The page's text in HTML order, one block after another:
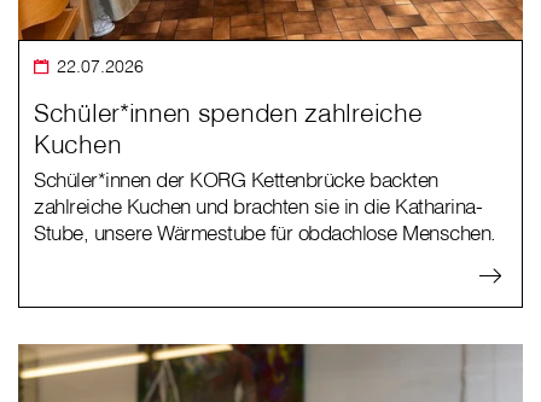
22.07.2026
Schüler*innen spenden zahlreiche
Kuchen
Schüler*innen der KORG Kettenbrücke backten
zahlreiche Kuchen und brachten sie in die Katharina-
Stube, unsere Wärmestube für obdachlose Menschen.